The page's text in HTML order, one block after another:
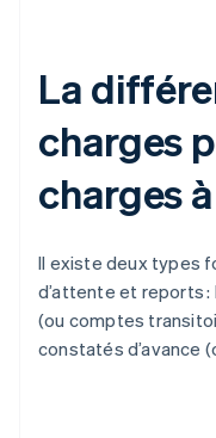
La
charges
charges
Il existe deux types
d’attente et reports
(ou comptes
constatés d’avance